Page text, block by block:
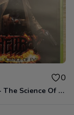
0
Hellboy - The Science Of Evil Xbox 360